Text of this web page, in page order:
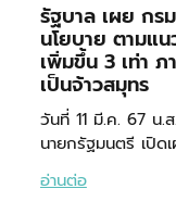
รัฐบาล เผย กร
นโยบาย ตามแน
เพิ่มขึ้น 3 เท่า
เป็นจ้าวสมุทร
วันที่ 11 มี.ค. 67 น.
นายกรัฐมนตรี เปิด
อ่านต่อ